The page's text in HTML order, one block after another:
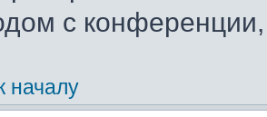
с
началу